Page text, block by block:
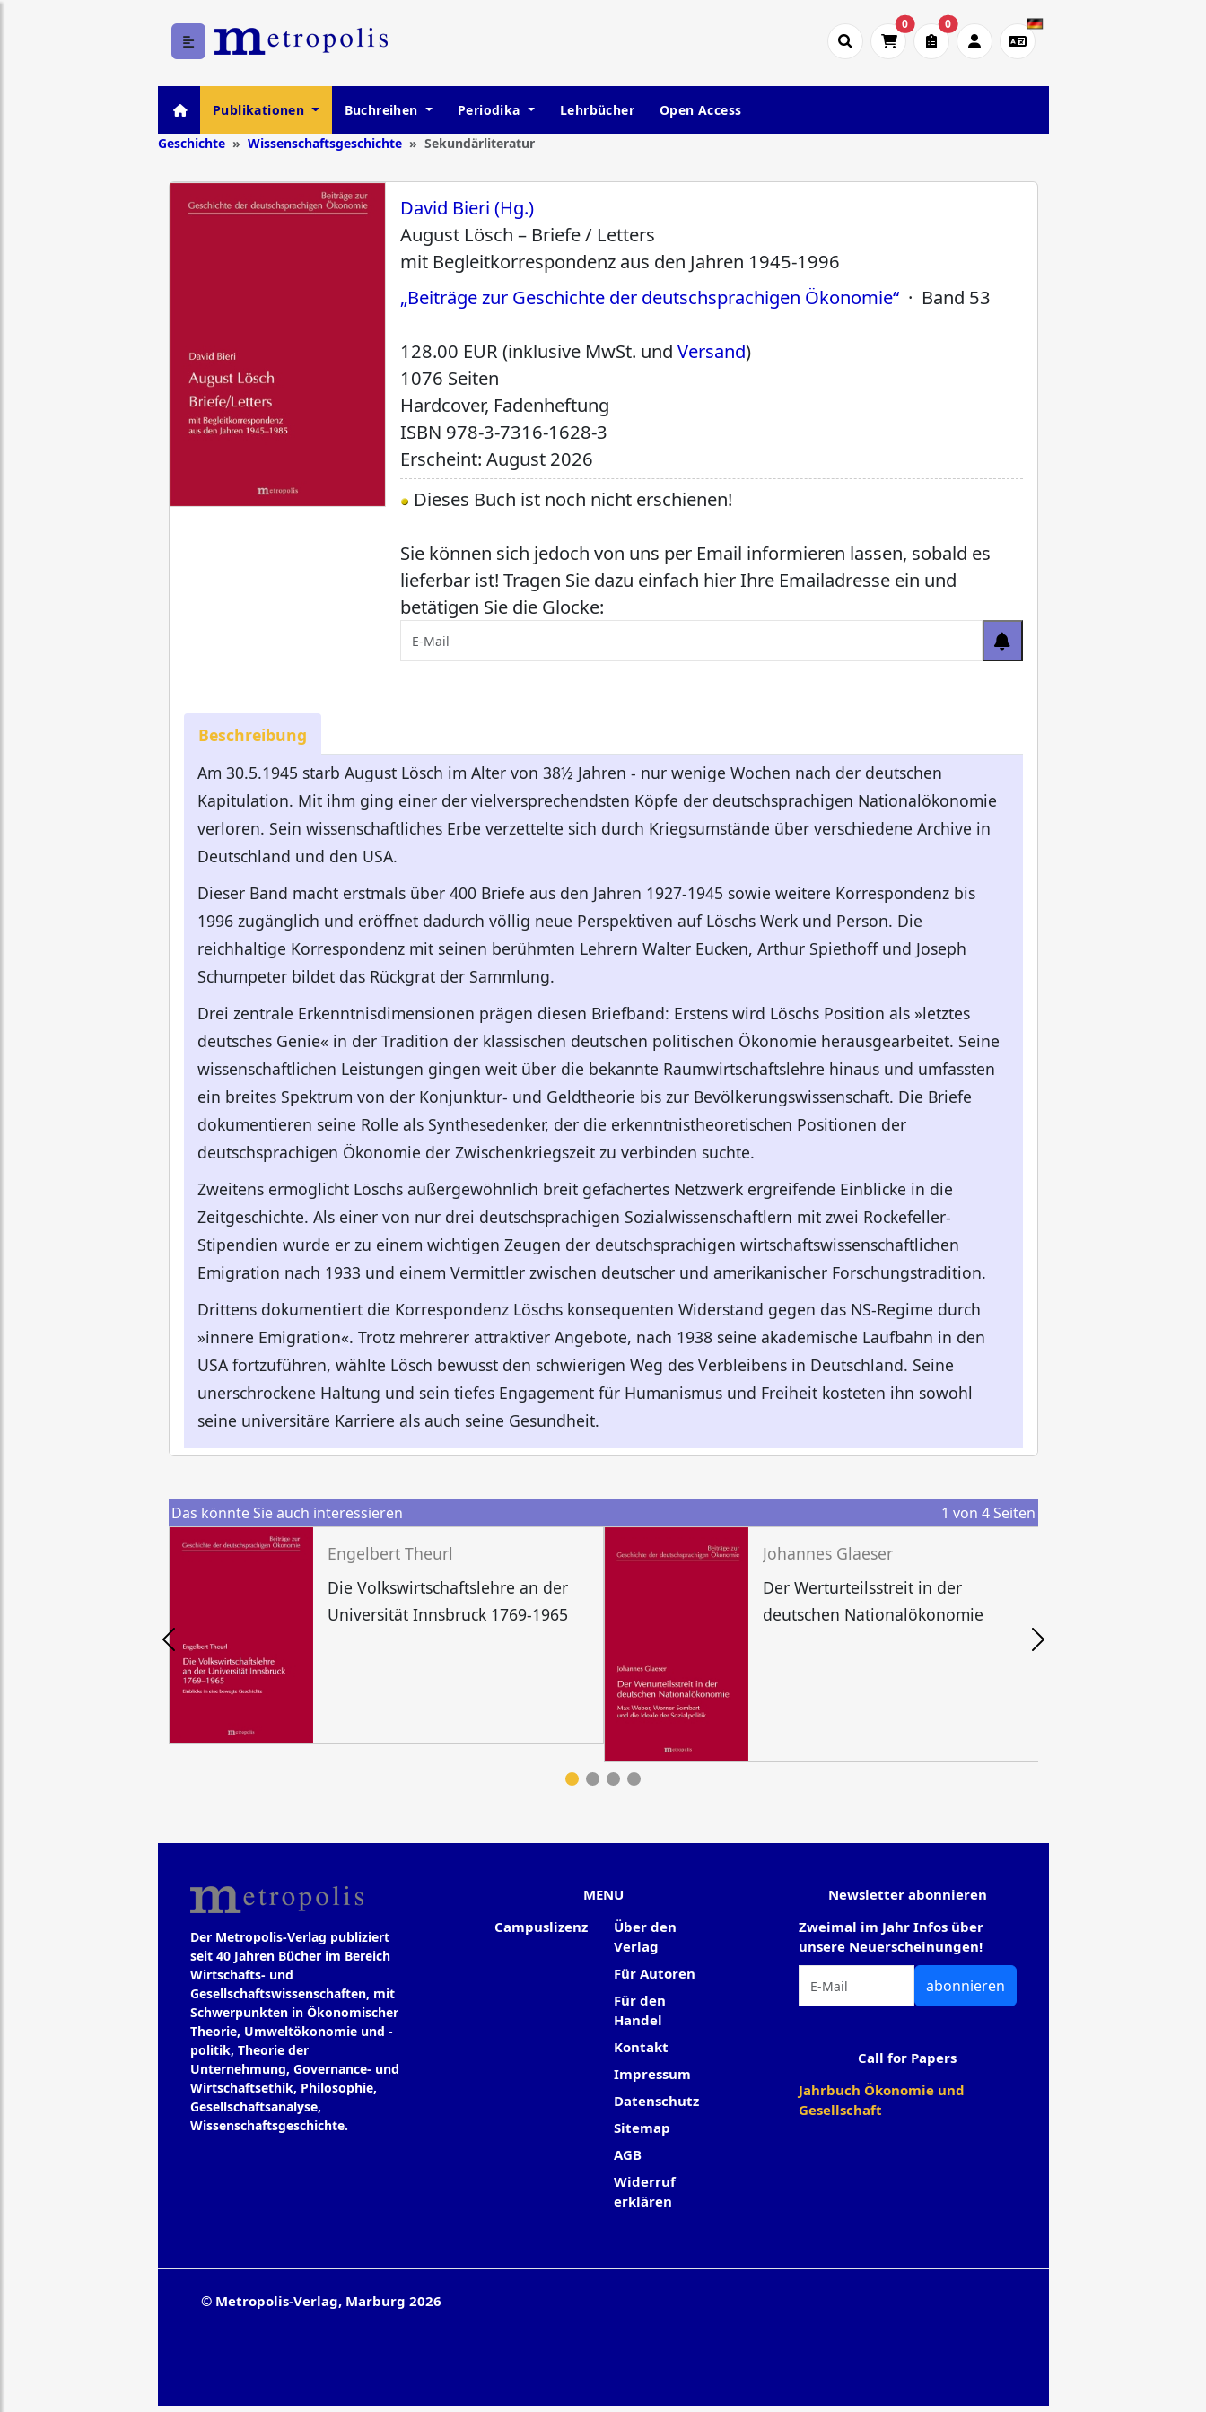
0 0
Publikationen Buchreihen Periodika Lehrbücher
Open Access
Geschichte
Wissenschaftsgeschichte Sekundärliteratur
David Bieri (Hg.)
August Lösch – Briefe / Letters
mit Begleitkorrespondenz aus den Jahren 1945-1996
„Beiträge zur Geschichte der deutschsprachigen Ökonomie“ · Band 53
128.00 EUR (inklusive MwSt. undVersand)
1076 Seiten
Hardcover, Fadenheftung
ISBN 978-3-7316-1628-3
Erscheint: August 2026
Dieses Buch ist noch nicht erschienen!
Sie können sich jedoch von uns per Email informieren lassen, sobald es
lieferbar ist! Tragen Sie dazu einfach hier Ihre Emailadresse ein und
betätigen Sie die Glocke:
Beschreibung
Am 30.5.1945 starb August Lösch im Alter von 38½ Jahren - nur wenige Wochen nach der deutschen
Kapitulation. Mit ihm ging einer der vielversprechendsten Köpfe der deutschsprachigen Nationalökonomie
verloren. Sein wissenschaftliches Erbe verzettelte sich durch Kriegsumstände über verschiedene Archive in
Deutschland und den USA.
Dieser Band macht erstmals über 400 Briefe aus den Jahren 1927-1945 sowie weitere Korrespondenz bis
1996 zugänglich und eröffnet dadurch völlig neue Perspektiven auf Löschs Werk und Person. Die
reichhaltige Korrespondenz mit seinen berühmten Lehrern Walter Eucken, Arthur Spiethoff und Joseph
Schumpeter bildet das Rückgrat der Sammlung.
Drei zentrale Erkenntnisdimensionen prägen diesen Briefband: Erstens wird Löschs Position als »letztes
deutsches Genie« in der Tradition der klassischen deutschen politischen Ökonomie herausgearbeitet. Seine
wissenschaftlichen Leistungen gingen weit über die bekannte Raumwirtschaftslehre hinaus und umfassten
ein breites Spektrum von der Konjunktur- und Geldtheorie bis zur Bevölkerungswissenschaft. Die Briefe
dokumentieren seine Rolle als Synthesedenker, der die erkenntnistheoretischen Positionen der
deutschsprachigen Ökonomie der Zwischenkriegszeit zu verbinden suchte.
Zweitens ermöglicht Löschs außergewöhnlich breit gefächertes Netzwerk ergreifende Einblicke in die
Zeitgeschichte. Als einer von nur drei deutschsprachigen Sozialwissenschaftlern mit zwei Rockefeller-
Stipendien wurde er zu einem wichtigen Zeugen der deutschsprachigen wirtschaftswissenschaftlichen
Emigration nach 1933 und einem Vermittler zwischen deutscher und amerikanischer Forschungstradition.
Drittens dokumentiert die Korrespondenz Löschs konsequenten Widerstand gegen das NS-Regime durch
»innere Emigration«. Trotz mehrerer attraktiver Angebote, nach 1938 seine akademische Laufbahn in den
USA fortzuführen, wählte Lösch bewusst den schwierigen Weg des Verbleibens in Deutschland. Seine
unerschrockene Haltung und sein tiefes Engagement für Humanismus und Freiheit kosteten ihn sowohl
seine universitäre Karriere als auch seine Gesundheit.
Das könnte Sie auch interessieren 1 von 4Seiten
Engelbert Theurl
Die Volkswirtschaftslehre an der
Universität Innsbruck 1769-1965
Johannes Glaeser
Der Werturteilsstreit in der
deutschen Nationalökonomie
Der Metropolis-Verlag publiziert
seit 40 Jahren Bücher im Bereich
Wirtschafts- und
Gesellschaftswissenschaften, mit
Schwerpunkten in Ökonomischer
Theorie, Umweltökonomie und -
politik, Theorie der
Unternehmung, Governance- und
Wirtschaftsethik, Philosophie,
Gesellschaftsanalyse,
Wissenschaftsgeschichte.
MENU
Campuslizenz
Über den
Verlag
Für Autoren
Für den
Handel
Kontakt
Impressum
Datenschutz
Sitemap
AGB
Widerruf
erklären
Newsletter abonnieren
Zweimal im Jahr Infos über
unsere Neuerscheinungen!
abonnieren
Call for Papers
Jahrbuch Ökonomie und
Gesellschaft
© Metropolis-Verlag, Marburg 2026